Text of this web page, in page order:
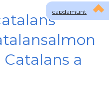
capdamunt
a